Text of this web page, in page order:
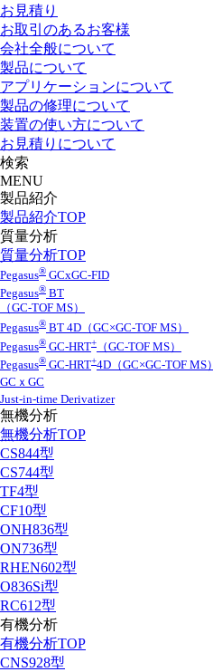
お見積り
お取引のあるお客様
会社全般について
製品について
アプリケーションについて
製品の修理について
装置の使い方について
お見積りについて
検索
MENU
製品紹介
製品紹介TOP
質量分析
質量分析TOP
Pegasus® GCxGC-FID
Pegasus® BT
（GC-TOF MS）
Pegasus® BT 4D（GC×GC-TOF MS）
Pegasus® GC-HRT+
（GC-TOF MS）
Pegasus® GC-HRT+4D（GC×GC-TOF MS）
GCｘGC
Just-in-time Derivatizer
無機分析
無機分析TOP
CS844型
CS744型
TF4型
CF10型
ONH836型
ON736型
RHEN602型
O836Si型
RC612型
有機分析
有機分析TOP
CNS928型